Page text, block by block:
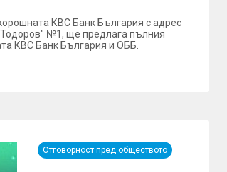
КВС Банк България с адрес
№1, ще предлага пълния
КВС Банк България и ОББ.
Отговорност пред обществото